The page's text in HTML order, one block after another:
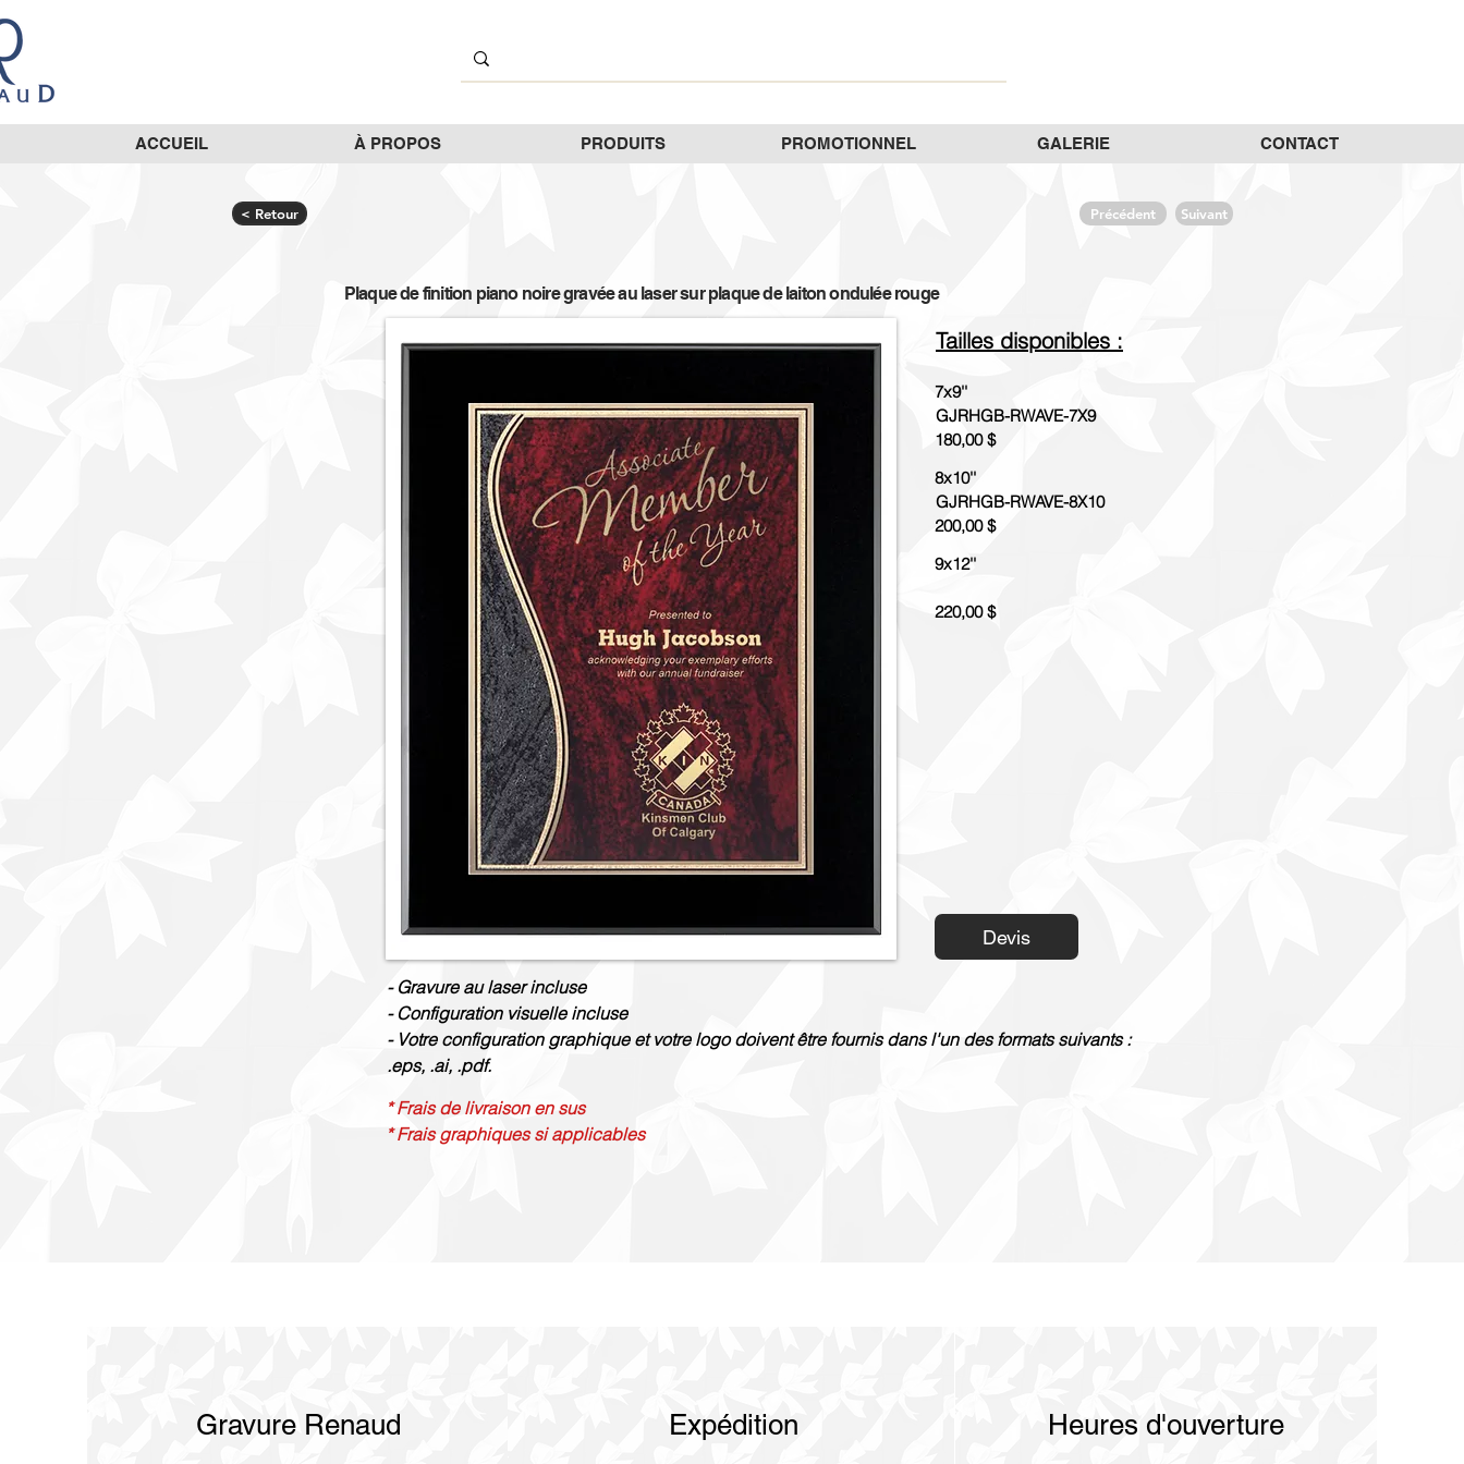
ACCUEIL À PROPOS PRODUITS PROMOTIONNEL GALERIE CONTACT
< Retour Précédent Suivant
Plaque de finition piano noire gravée au laser sur plaque de laiton ondulée rouge
Tailles disponibles :
7x9''
GJRHGB-RWAVE-7X9
180,00 $
8x10''
GJRHGB-RWAVE-8X10
200,00 $
9x12''
220,00 $
Devis
- Gravure au laser incluse
- Configuration visuelle incluse
- Votre configuration graphique et votre logo doivent être fournis dans l'un des formats suivants :
.eps, .ai, .pdf.
* Frais de livraison en sus
* Frais graphiques si applicables
Gravure Renaud Expédition Heures d'ouverture